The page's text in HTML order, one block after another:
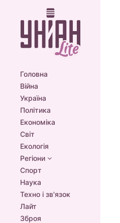
Головна
Війна
Україна
Політика
Економіка
Світ
Екологія
Регіони
Спорт
Наука
Техно і зв'язок
Лайт
Зброя